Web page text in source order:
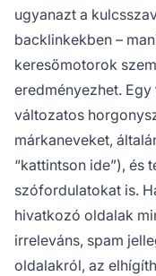
ugyanazt a
backlinkekben –
keresőmotorok
eredményezhet.
változatos
márkaneveket,
“kattintson ide”), és
szófordulatokat is.
hivatkozó oldalak
irreleváns, spam
oldalakról, az